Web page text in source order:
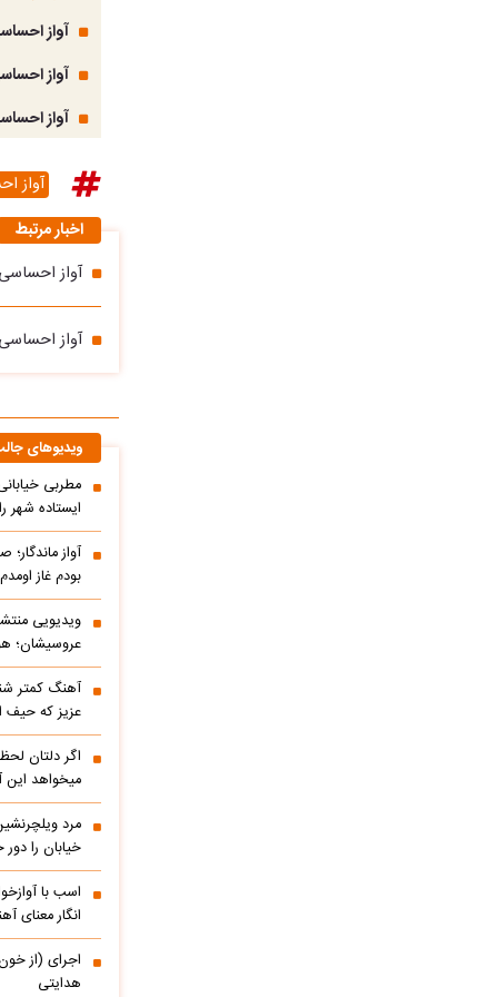
آواز
آواز
آواز
آواز
اخبار مرتبط
آواز احساسی/مجید پسر بچه 12 ساله
آواز
ویدیوهای
مطربی
ایستاده شهر
آواز
بودم غاز
ویدیویی
عروسیشان؛
آهنگ کمتر
عزیز که حیف
اگر دلتان
میخواهد این
مرد
خیابان را
اسب با
انگار معنای
اجرای (از
هدایتی